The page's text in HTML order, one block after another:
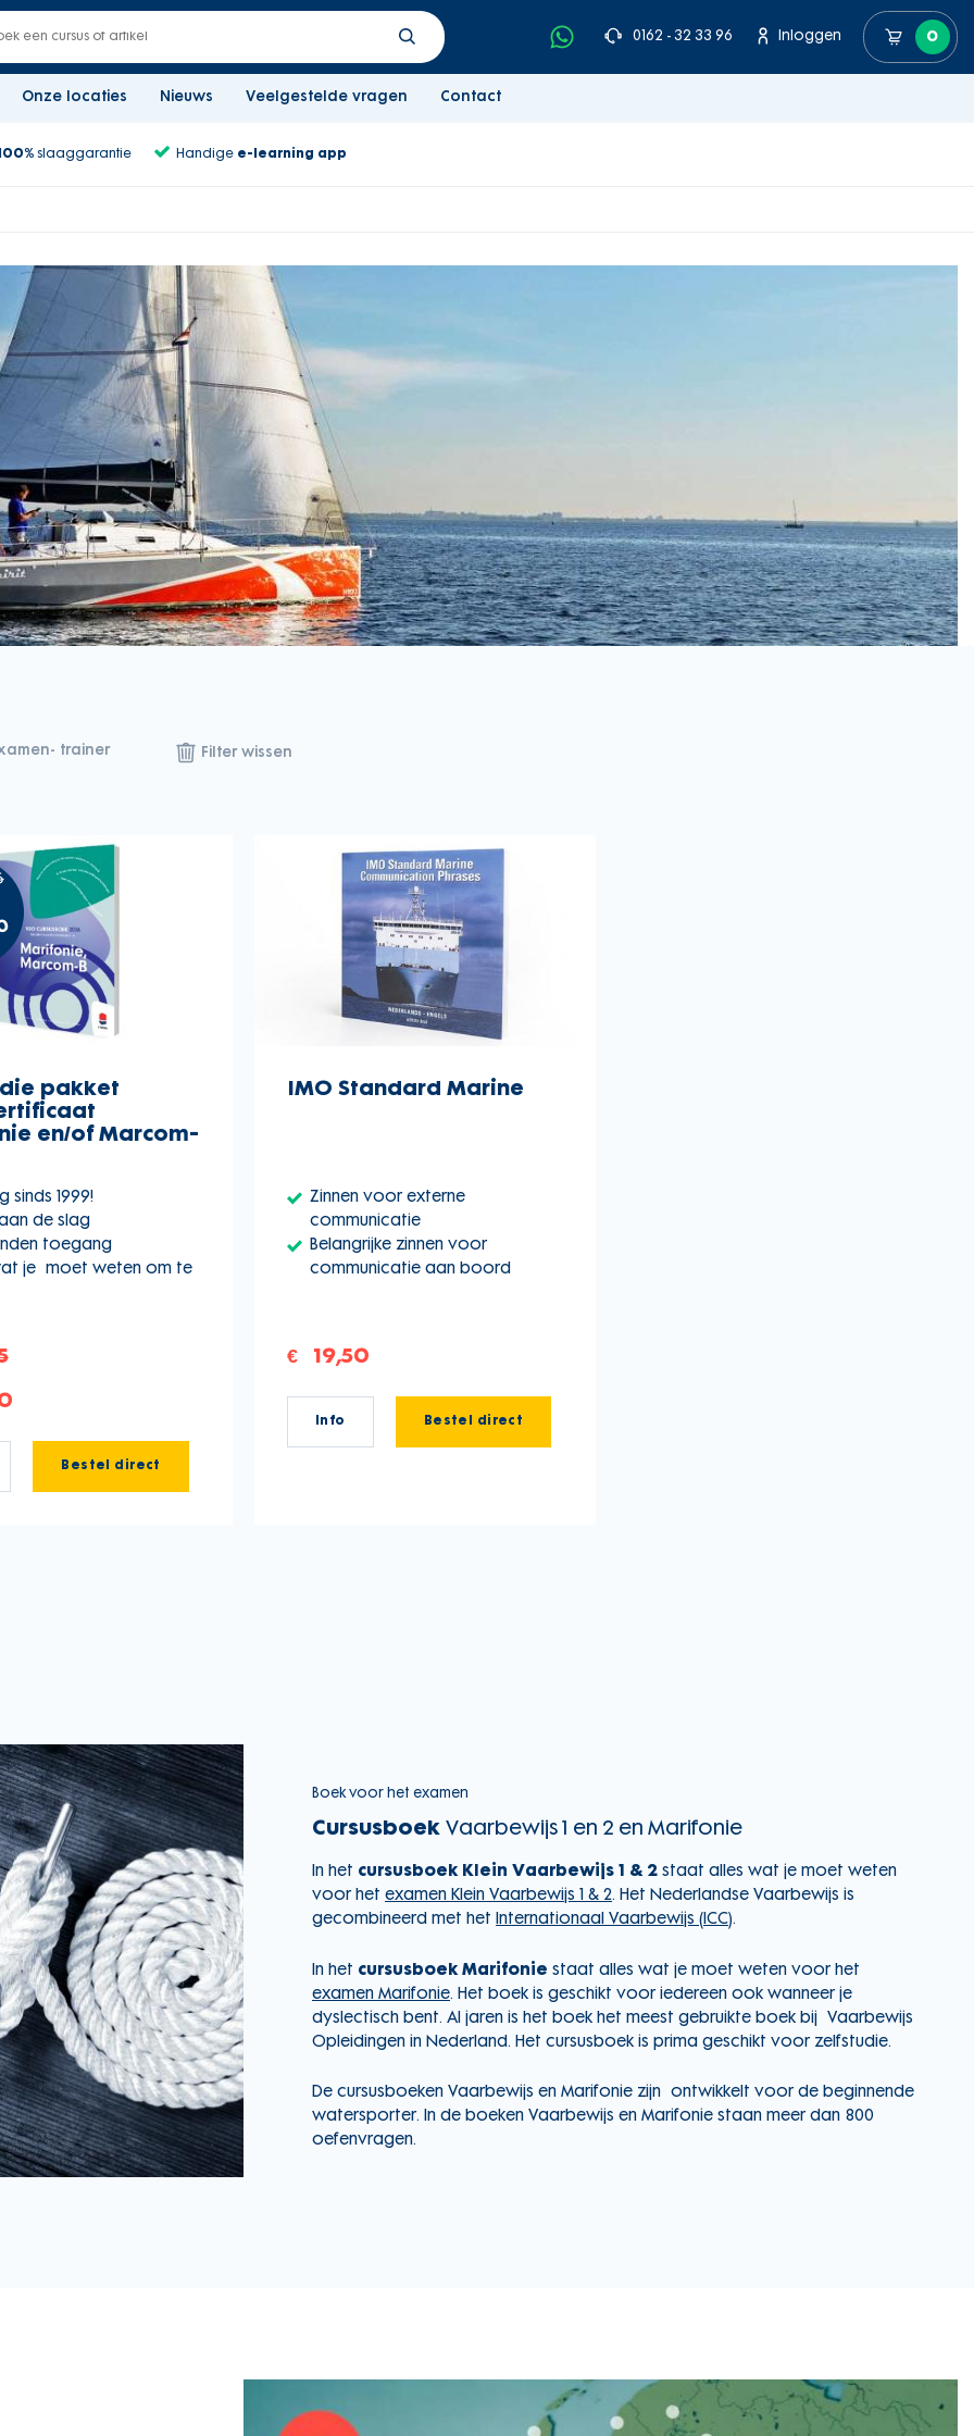
0162 - 32 33 96 Inloggen 0
Onze locaties Nieuws Veelgestelde vragen Contact
slaaggarantie Handige e-learning app
trainer Filter wissen
pakket
en/of Marcom-
sinds 1999!
de slag
toegang
je moet weten om te
Bestel direct
IMO Standard Marine
Zinnen voor externe
communicatie
Belangrijke zinnen voor
communicatie aan boord
€ 19,50
Info Bestel direct
Boek voor het examen
Cursusboek Vaarbewijs 1 en 2 en Marifonie
In het cursusboek Klein Vaarbewijs 1 & 2 staat alles wat je moet weten
voor het examen Klein Vaarbewijs 1 & 2. Het Nederlandse Vaarbewijs is
gecombineerd met het Internationaal Vaarbewijs (ICC).
In het cursusboek Marifonie staat alles wat je moet weten voor het
examen Marifonie. Het boek is geschikt voor iedereen ook wanneer je
dyslectisch bent. Al jaren is het boek het meest gebruikte boek bij Vaarbewijs
Opleidingen in Nederland. Het cursusboek is prima geschikt voor zelfstudie.
De cursusboeken Vaarbewijs en Marifonie zijn ontwikkelt voor de beginnende
watersporter. In de boeken Vaarbewijs en Marifonie staan meer dan 800
oefenvragen.